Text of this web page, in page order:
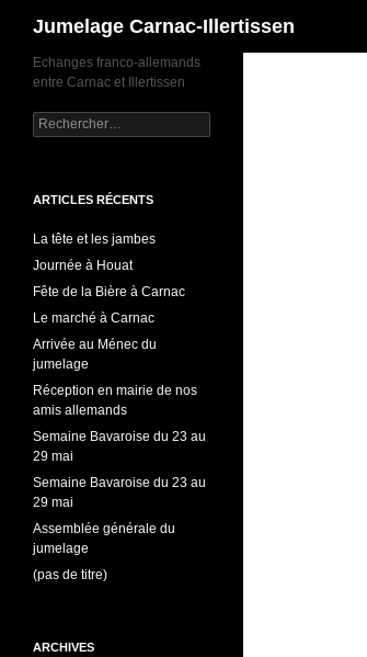
Jumelage Carnac-Illertissen
Echanges franco-allemands
entre Carnac et Illertissen
Rechercher :
ARTICLES RÉCENTS
La tête et les jambes
Journée à Houat
Fête de la Bière à Carnac
Le marché à Carnac
Arrivée au Ménec du
jumelage
Réception en mairie de nos
amis allemands
Semaine Bavaroise du 23 au
29 mai
Semaine Bavaroise du 23 au
29 mai
Assemblée générale du
jumelage
(pas de titre)
ARCHIVES